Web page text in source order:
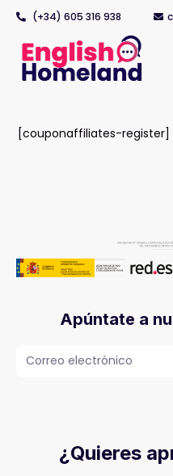
(+34) 605 316 938
[couponaffiliates-register]
Apúntate a
¿Quieres